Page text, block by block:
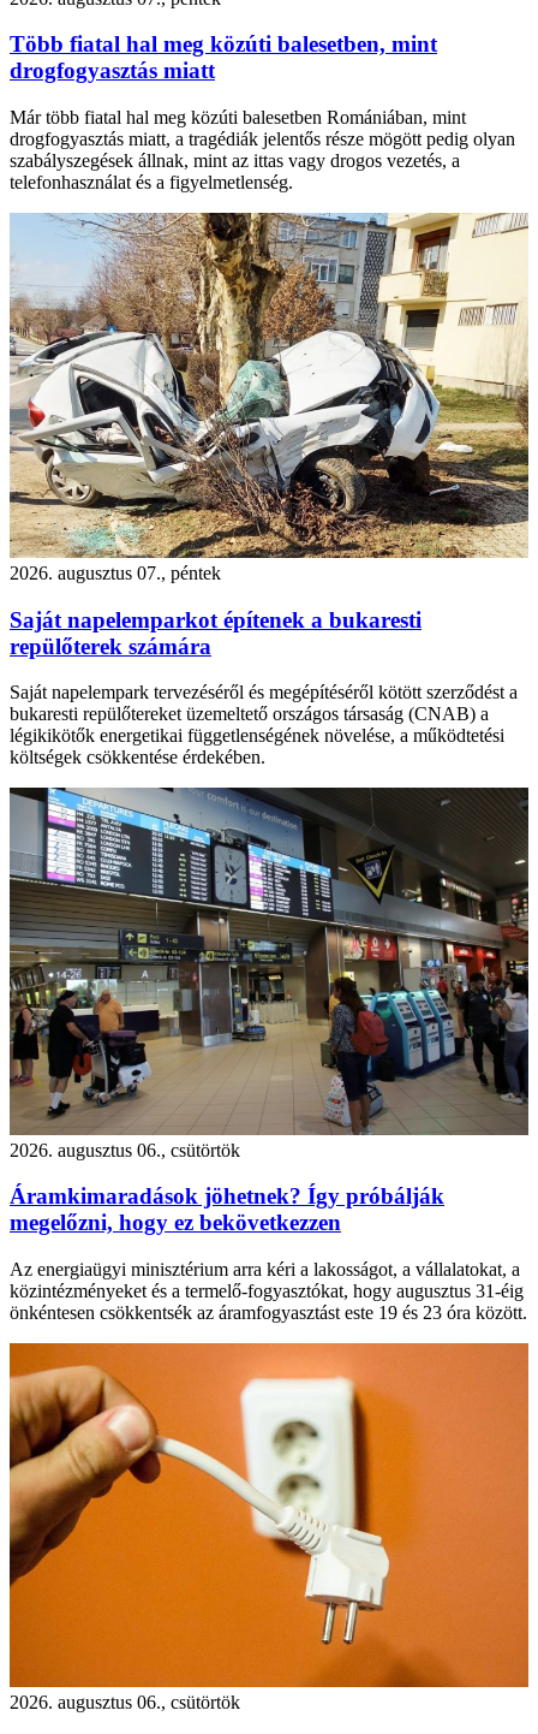
Több fiatal hal meg közúti balesetben, mint
drogfogyasztás miatt
Már több fiatal hal meg közúti balesetben Romániában, mint
drogfogyasztás miatt, a tragédiák jelentős része mögött pedig olyan
szabályszegések állnak, mint az ittas vagy drogos vezetés, a
telefonhasználat és a figyelmetlenség.
2026. augusztus 07., péntek
Saját napelemparkot építenek a bukaresti
repülőterek számára
Saját napelempark tervezéséről és megépítéséről kötött szerződést a
bukaresti repülőtereket üzemeltető országos társaság (CNAB) a
légikikötők energetikai függetlenségének növelése, a működtetési
költségek csökkentése érdekében.
2026. augusztus 06., csütörtök
Áramkimaradások jöhetnek? Így próbálják
megelőzni, hogy ez bekövetkezzen
Az energiaügyi minisztérium arra kéri a lakosságot, a vállalatokat, a
közintézményeket és a termelő-fogyasztókat, hogy augusztus 31-éig
önkéntesen csökkentsék az áramfogyasztást este 19 és 23 óra között.
2026. augusztus 06., csütörtök